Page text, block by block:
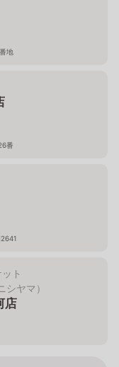
地
番
ト
シヤマ）
店